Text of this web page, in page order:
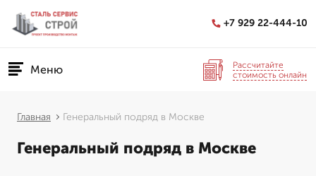
+7 929 22-444-10
Меню
Рассчитайте
стоимость онлайн
Главная Генеральный подряд в Москве
Генеральный подряд в Москве